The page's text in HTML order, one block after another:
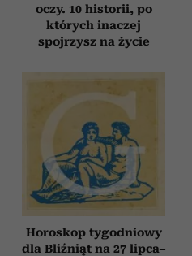
oczy. 10 historii, po
których inaczej
spojrzysz na życie
Horoskop tygodniowy
dla Bliźniąt na 27 lipca–